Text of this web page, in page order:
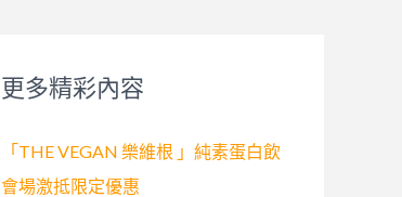
:更多精彩內容
「THE VEGAN 樂維根 」純素蛋白飲
會場激抵限定優惠